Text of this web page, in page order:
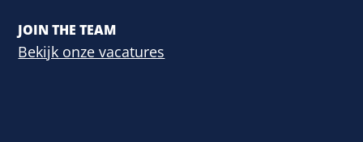
JOIN THE TEAM
Bekijk onze vacatures